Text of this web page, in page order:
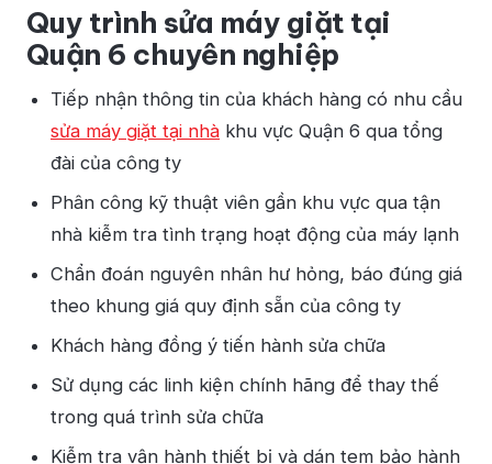
Quy trình sửa máy giặt tại
Quận 6 chuyên nghiệp
Tiếp nhận thông tin của khách hàng có nhu cầu
sửa máy giặt tại nhà khu vực Quận 6 qua tổng
đài của công ty
Phân công kỹ thuật viên gần khu vực qua tận
nhà kiễm tra tình trạng hoạt động của máy lạnh
Chẩn đoán nguyên nhân hư hỏng, báo đúng giá
theo khung giá quy định sẵn của công ty
Khách hàng đồng ý tiến hành sửa chữa
Sử dụng các linh kiện chính hãng để thay thế
trong quá trình sửa chữa
Kiễm tra vận hành thiết bị và dán tem bảo hành